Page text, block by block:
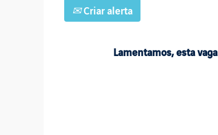
Criar alerta
Lamentamos, esta